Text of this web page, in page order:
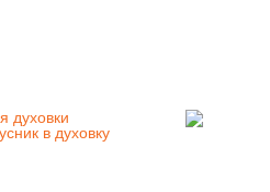
духовки
в духовку